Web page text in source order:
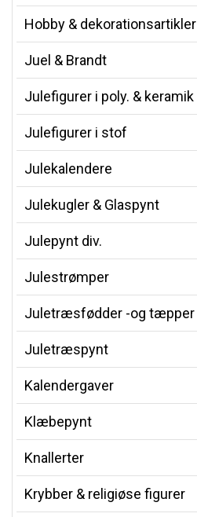
Hobby & dekorationsartikler
Juel & Brandt
Julefigurer i poly. & keramik
Julefigurer i stof
Julekalendere
Julekugler & Glaspynt
Julepynt div.
Julestrømper
Juletræsfødder -og tæpper
Juletræspynt
Kalendergaver
Klæbepynt
Knallerter
Krybber & religiøse figurer